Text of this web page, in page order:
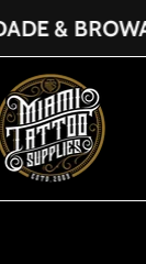
& BROWARD